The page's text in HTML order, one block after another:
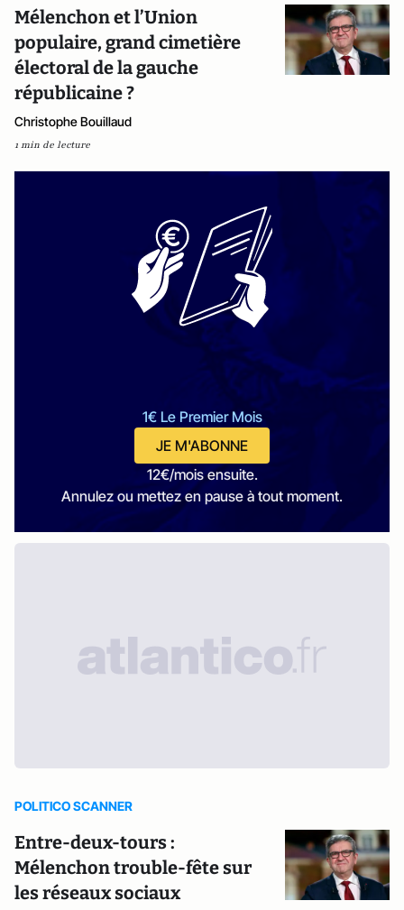
Mélenchon et l’Union
populaire, grand cimetière
électoral de la gauche
républicaine ?
Christophe Bouillaud
1 min de lecture
1€ Le Premier Mois
JE M'ABONNE
12€/mois ensuite.
Annulez ou mettez en pause à tout moment.
POLITICO SCANNER
Entre-deux-tours :
Mélenchon trouble-fête sur
les réseaux sociaux